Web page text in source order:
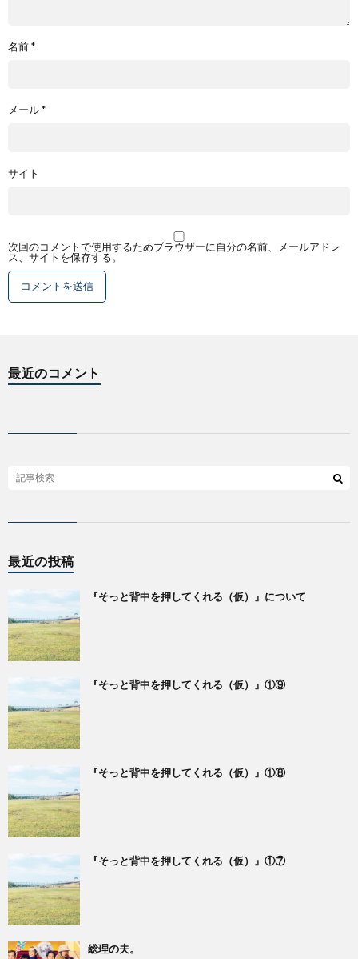
名前*
メール*
サイト
次回のコメントで使用するためブラウザーに自分の名前、メールアドレ
ス、サイトを保存する。
最近のコメント
最近の投稿
『そっと背中を押してくれる（仮）』について
『そっと背中を押してくれる（仮）』①⑨
『そっと背中を押してくれる（仮）』①⑧
『そっと背中を押してくれる（仮）』①⑦
総理の夫。